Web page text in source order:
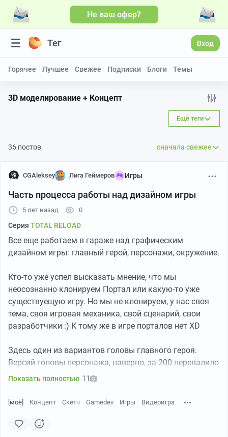
Не ваш офер?
Тег Вход
Горячее Лучшее Свежее Подписки Блоги Темы
3D моделирование + Концепт
Ещё теги
36 постов сначала свежее
CGAleksey Лига Геймеров Игры
Часть процесса работы над дизайном игры
5 лет назад 0
Серия TOTAL RELOAD
Все еще работаем в гараже над графическим
дизайном игры: главный герой, персонажи, окружение.
Кто-то уже успел высказать мнение, что мы
неосознанно клонируем Портал или какую-то уже
существуещую игру. Но мы не клонируем, у нас своя
тема, своя игровая механика, свой сценарий, свои
разработчики :) К тому же в игре порталов нет XD
Здесь один из вариантов головы главного героя.
Версий головы персонажа, наверно, за 200 перевалило
уже. Такая же история с руками. С фалангами пальцев
сделано.
Показать полностью 11
[моё] Концепт Скетч Gamedev Игры Видеоигра